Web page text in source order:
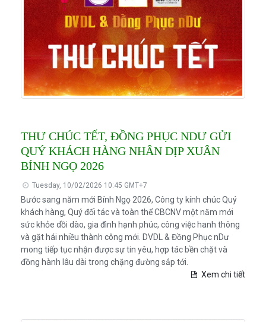
THƯ CHÚC TẾT, ĐỒNG PHỤC NDƯ GỬI
QUÝ KHÁCH HÀNG NHÂN DỊP XUÂN
BÍNH NGỌ 2026
Tuesday, 10/02/2026 10:45 GMT+7
Bước sang năm mới Bính Ngọ 2026, Công ty kính chúc Quý
khách hàng, Quý đối tác và toàn thể CBCNV một năm mới
sức khỏe dồi dào, gia đình hạnh phúc, công việc hanh thông
và gặt hái nhiều thành công mới. DVDL & Đồng Phục nDư
mong tiếp tục nhận được sự tin yêu, hợp tác bền chặt và
đồng hành lâu dài trong chặng đường sắp tới.
Xem chi tiết